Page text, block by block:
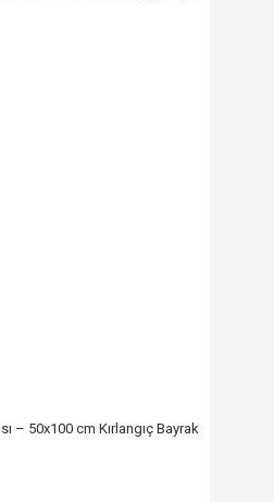
– 50x100 cm Kırlangıç Bayrak